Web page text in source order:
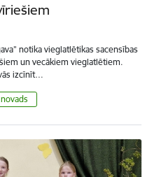
notika vieglatlētikas sacensības
un vecākiem vieglatlētiem.
izcīnīt…